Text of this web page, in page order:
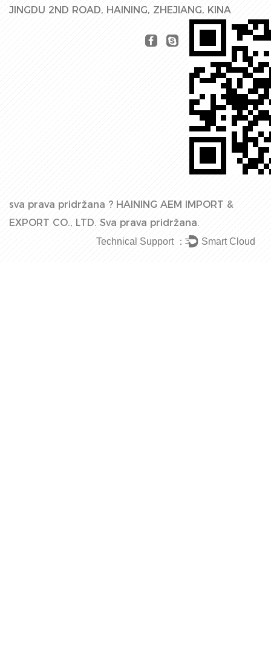
JINGDU 2ND ROAD, HAINING, ZHEJIANG, KINA
sva prava pridržana ? HAINING AEM IMPORT &
EXPORT CO., LTD. Sva prava pridržana.
Technical Support ： Smart Cloud